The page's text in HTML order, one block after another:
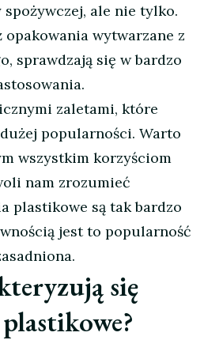
ale nie tylko.
wytwarzane z
sprawdzają się w bardzo
zaletami, które
popularności. Warto
wszystkim korzyściom
nam zrozumieć
plastikowe są tak bardzo
jest to popularność
się